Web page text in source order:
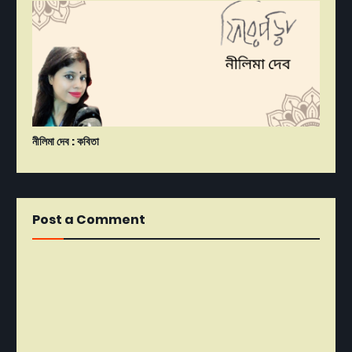
নীলিমা দেব : কবিতা
Post a Comment